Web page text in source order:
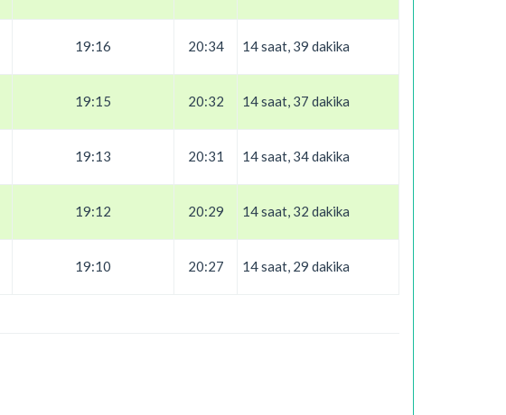
19:16 20:34 14 saat, 39 dakika
19:15 20:32 14 saat, 37 dakika
19:13 20:31 14 saat, 34 dakika
19:12 20:29 14 saat, 32 dakika
19:10 20:27 14 saat, 29 dakika